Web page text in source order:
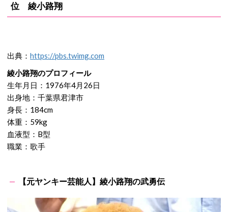
位 綾小路翔
出典： https://pbs.twimg.com
綾小路翔のプロフィール
生年月日：1976年4月26日
出身地：千葉県君津市
身長：184cm
体重：59kg
血液型：B型
職業：歌手
【元ヤンキー芸能人】綾小路翔の武勇伝